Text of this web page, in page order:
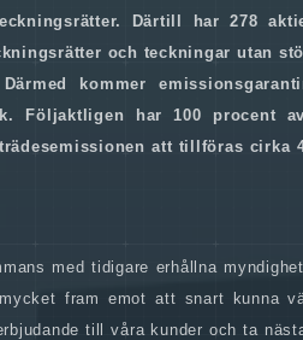
Därtill har 278
och teckningar utan
kommer
Följaktligen har 100 procent
att tillföras cirka
med tidigare erhållna
fram emot att snart kunna
till våra kunder och ta